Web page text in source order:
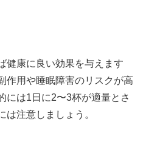
健康に良い効果を与えます
作用や睡眠障害のリスクが高
には1日に2〜3杯が適量とさ
は注意しましょう。